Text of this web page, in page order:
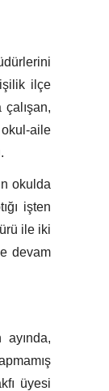
ilçe
aile
okulda
işten
ile iki
devam
üyesi